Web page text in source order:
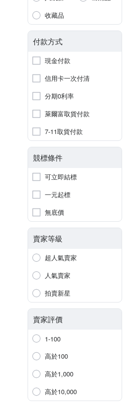
收藏品
付款方式
現金付款
信用卡一次付清
分期0利率
萊爾富取貨付款
7-11取貨付款
競標條件
可立即結標
一元起標
無底價
賣家等級
超人氣賣家
人氣賣家
拍賣新星
賣家評價
1-100
高於100
高於1,000
高於10,000